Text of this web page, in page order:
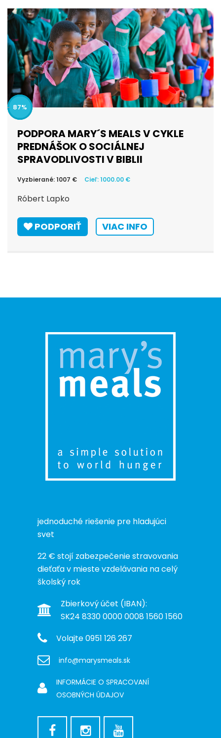
100
PODPORA MARY´S MEALS V CYKLE
PREDNÁŠOK O SOCIÁLNEJ
SPRAVODLIVOSTI V BIBLII
Vyzbierané: 1007 € Cieľ: 1000.00 €
Róbert Lapko
PODPORIŤ VIAC INFO
jednoduché riešenie pre hladujúci
svet
22 € stojí zabezpečenie stravovania
dieťaťa v mieste vzdelávania na celý
školský rok
Zbierkový účet (IBAN):
SK24 8330 0000 0008 1560 1560
Volajte 0951 126 267
info@marysmeals.sk
INFORMÁCIE O SPRACOVANÍ
OSOBNÝCH ÚDAJOV